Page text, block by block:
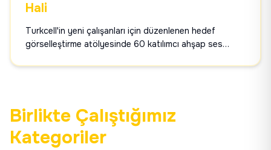
Hali
Turkcell'in yeni çalışanları için düzenlenen hedef
görselleştirme atölyesinde 60 katılımcı ahşap ses
hem de takım uyumunu keşfetti. 8 ay sonra hala
Birlikte Çalıştığımız
Kategoriler